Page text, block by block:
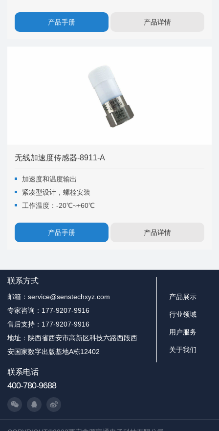
产品手册 产品详情
无线加速度传感器-8911-A
加速度和温度输出
紧凑型设计，螺栓安装
工作温度：-20℃~+60℃
产品手册 产品详情
联系方式
邮箱：service@senstechxyz.com
专家咨询：177-9207-9916
售后支持：177-9207-9916
地址：陕西省西安市高新区科技六路西段西
安国家数字出版基地A栋12402
联系电话
400-780-9688
产品展示
行业领域
用户服务
关于我们